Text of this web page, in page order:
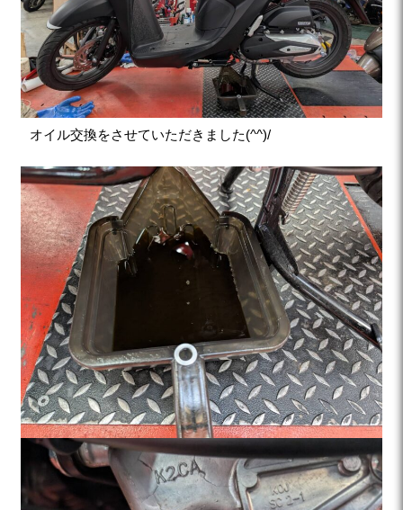
オイル交換をさせていただきました(^^)/